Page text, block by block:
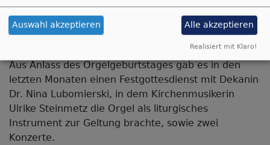
Bildrechte Hilmes
und eingeweiht,
gewissermaßen als Schlussstein der Pauluskirche.
Seither prägt die Orgel das gottesdienstliche und
musikalische Leben in unserer Gemeinde.
Aus Anlass des Orgelgeburtstages gab es in den
letzten Monaten einen Festgottesdienst mit Dekanin
Dr. Nina Lubomierski, in dem Kirchenmusikerin
Ulrike Steinmetz die Orgel als liturgisches
Instrument zur Geltung brachte, sowie zwei
Konzerte.
Auswahl akzeptieren Alle akzeptieren
Realisiert mit Klaro!